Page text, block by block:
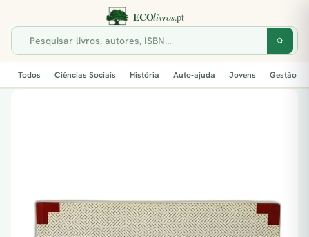
Todos Ciências Sociais História Auto-ajuda Jovens Gestão